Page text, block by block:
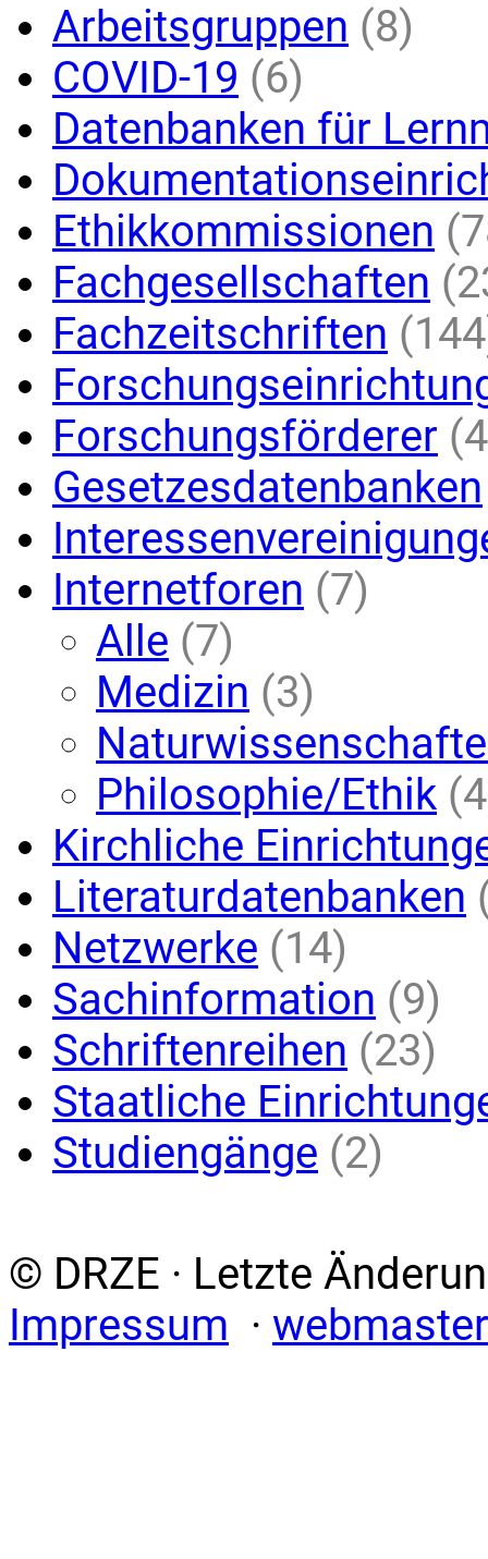
Arbeitsgruppen (8)
COVID-19 (6)
Datenbanken für
Ethikkommissionen
Fachgesellschaften
Fachzeitschriften
Forschungsförderer
Gesetzesdatenbanken
Internetforen (7)
Alle (7)
Medizin (3)
Philosophie/Ethik
Kirchliche
Literaturdatenbanken
Netzwerke (14)
Sachinformation (9)
Schriftenreihen (23)
Staatliche
Studiengänge (2)
© DRZE · Letzte
Impressum ·